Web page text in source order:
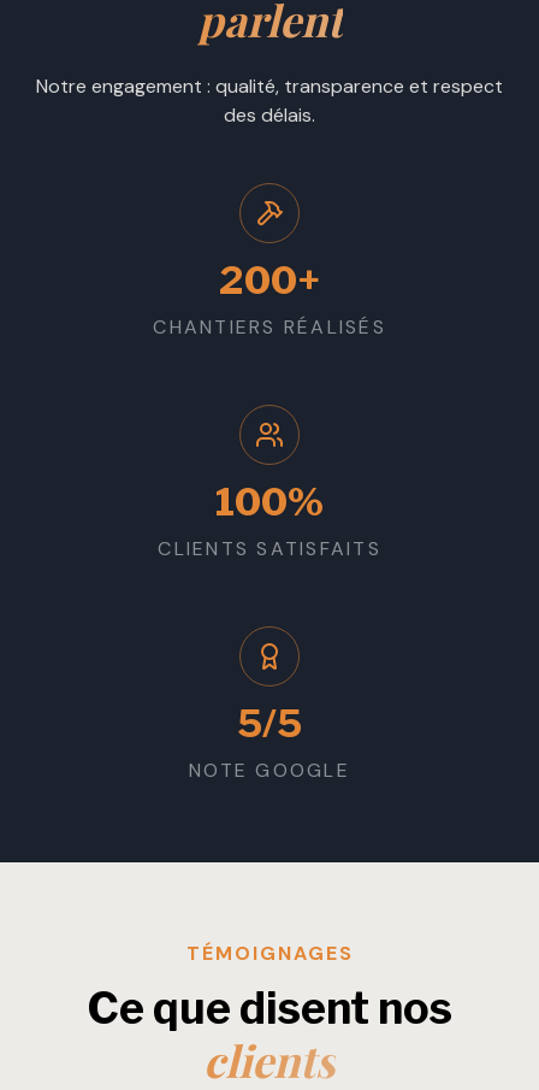
parlent
Notre engagement : qualité, transparence et respect
des délais.
200+
CHANTIERS RÉALISÉS
100%
CLIENTS SATISFAITS
5/5
NOTE GOOGLE
TÉMOIGNAGES
Ce que disent nos
clients